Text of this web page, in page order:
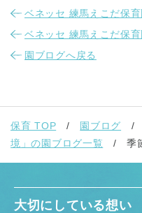
ベネッセ 練馬えこだ保
ベネッセ 練馬えこだ保
園ブログへ戻る
保育 TOP 園ブログ
境」の園ブログ一覧
季
大切にしている想い